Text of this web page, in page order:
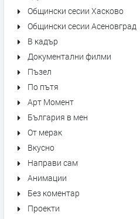
Общински сесии Хасково
Общински сесии Асеновград
В кадър
Документални филми
Пъзел
По пътя
Арт Момент
България в мен
От мерак
Вкусно
Направи сам
Анимации
Без коментар
Проекти